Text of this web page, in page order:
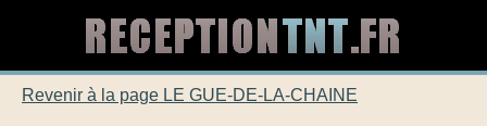
Revenir à la page LE GUE-DE-LA-CHAINE